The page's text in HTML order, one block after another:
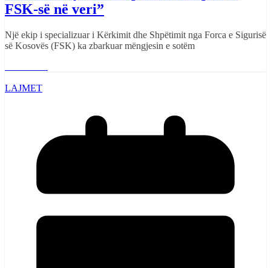
FSK-së në veri”
Një ekip i specializuar i Kërkimit dhe Shpëtimit nga Forca e Sigurisë
së Kosovës (FSK) ka zbarkuar mëngjesin e sotëm
LAJMET